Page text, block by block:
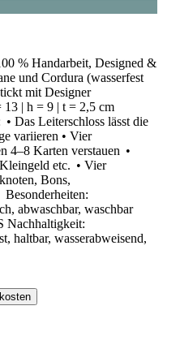
% Handarbeit, Designed &
und Cordura (wasserfest
mit Designer
| h = 9 | t = 2,5 cm
Das Leiterschloss lässt die
variieren • Vier
4–8 Karten verstauen •
etc. • Vier
Bons,
abwaschbar, waschbar
Nachhaltigkeit:
haltbar, wasserabweisend,